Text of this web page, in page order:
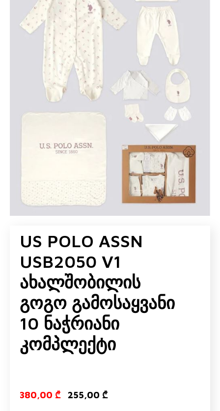
US POLO ASSN
USB2050 V1
Ახალშობილის
Გოგო Გამოსაყვანი
10 Ნაჭრიანი
Კომპლექტი
380,00 ₾ Original
255,00 ₾Current